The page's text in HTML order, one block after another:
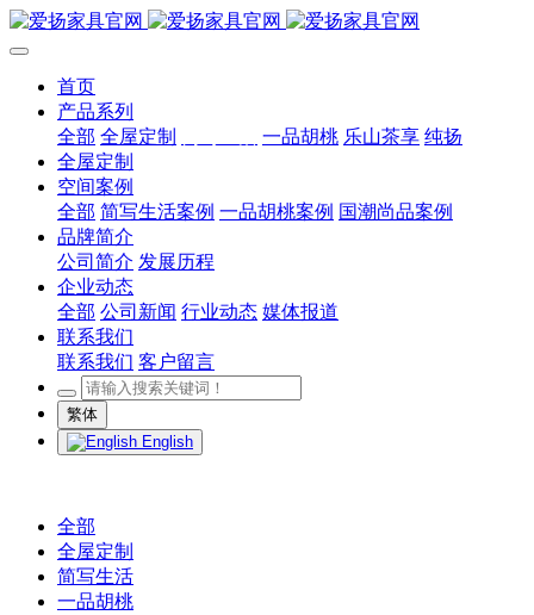
首页
产品系列
全部 全屋定制 一品胡桃 乐山茶享 纯扬
全屋定制
空间案例
全部 简写生活案例 一品胡桃案例 国潮尚品案例
品牌简介
公司简介 发展历程
企业动态
全部 公司新闻 行业动态 媒体报道
联系我们
联系我们 客户留言
繁体
English
全部
全屋定制
简写生活
一品胡桃